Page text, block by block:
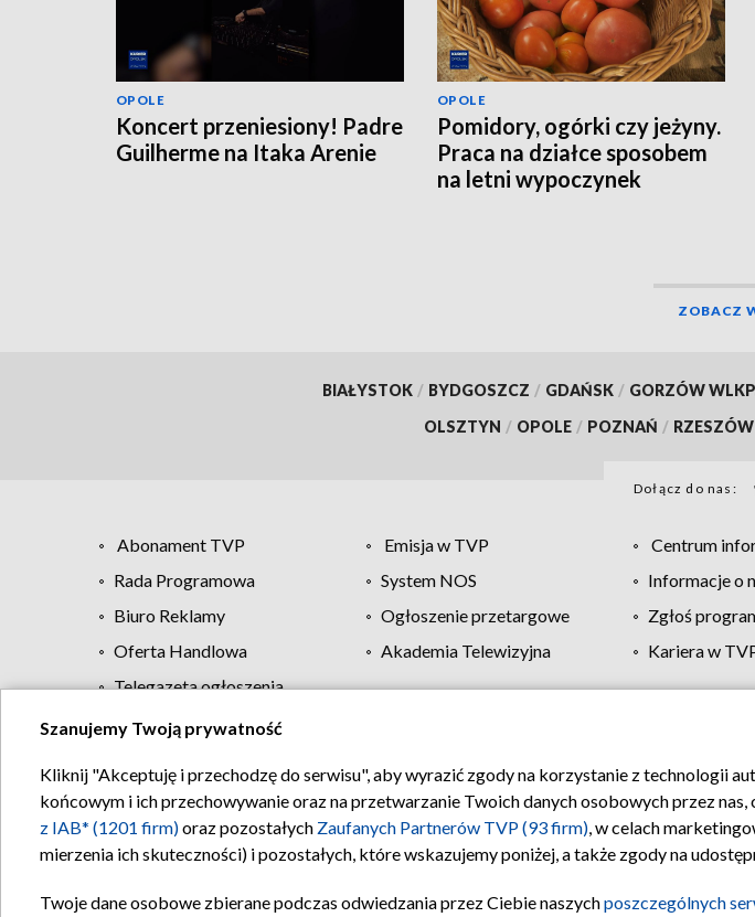
OPOLE
Koncert przeniesiony! Padre
Guilherme na Itaka Arenie
OPOLE
Pomidory, ogórki czy jeżyny.
Praca na działce sposobem
na letni wypoczynek
ZOBACZ
BIAŁYSTOK / BYDGOSZCZ / GDAŃSK / GORZÓW
OLSZTYN / OPOLE / POZNAŃ / RZESZÓW
Dołącz do nas:
Abonament TVP Emisja w TVP Centrum
Rada Programowa
System NOS Informacje o
Biuro Reklamy
Ogłoszenie przetargowe Zgłoś
Oferta Handlowa
Akademia Telewizyjna Kariera w
Telegazeta ogłoszenia
Regulamin TVP Polityka prywatności Moje
Szanujemy Twoją prywatność
Kliknij "Akceptuję i przechodzę do serwisu", aby wyrazić zgody na korzystanie z technologii
końcowym i ich przechowywanie oraz na przetwarzanie Twoich danych osobowych przez
z IAB* (1201 firm)oraz pozostałych Zaufanych Partnerów TVP (93 firm), w celach
mierzenia ich skuteczności) i pozostałych, które wskazujemy poniżej, a także zgody na
Twoje dane osobowe zbierane podczas odwiedzania przez Ciebie naszychposzczególnych